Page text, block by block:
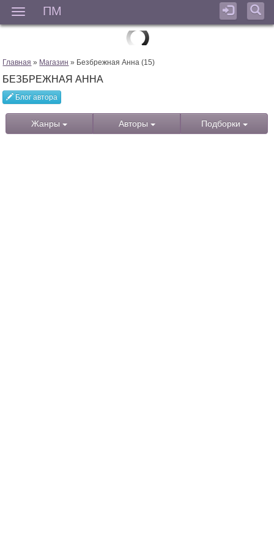
ПМ
Главная » Магазин » Безбрежная Анна (15)
БЕЗБРЕЖНАЯ АННА
Блог автора
Жанры Авторы Подборки